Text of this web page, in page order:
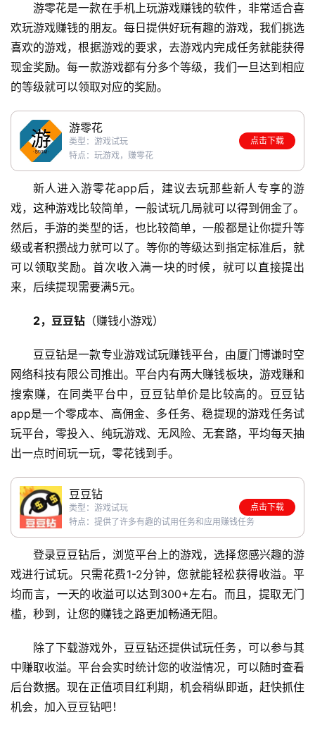
游零花是一款在手机上玩游戏赚钱的软件，非常适合喜
欢玩游戏赚钱的朋友。每日提供好玩有趣的游戏，我们挑选
喜欢的游戏，根据游戏的要求，去游戏内完成任务就能获得
现金奖励。每一款游戏都有分多个等级，我们一旦达到相应
的等级就可以领取对应的奖励。
游零花
类型：游戏试玩
特点：玩游戏，赚零花
点击下载
新人进入游零花app后，建议去玩那些新人专享的游
戏，这种游戏比较简单，一般试玩几局就可以得到佣金了。
然后，手游的类型的话，也比较简单，一般都是让你提升等
级或者积攒战力就可以了。等你的等级达到指定标准后，就
可以领取奖励。首次收入满一块的时候，就可以直接提出
来，后续提现需要满5元。
2，豆豆钻 （赚钱小游戏）
豆豆钻是一款专业游戏试玩赚钱平台，由厦门博谦时空
网络科技有限公司推出。平台内有两大赚钱板块，游戏赚和
搜索赚，在同类平台中，豆豆钻单价是比较高的。豆豆钻
app是一个零成本、高佣金、多任务、稳提现的游戏任务试
玩平台，零投入、纯玩游戏、无风险、无套路，平均每天抽
出一点时间玩一玩，零花钱到手。
豆豆钻
类型：游戏试玩
特点：提供了许多有趣的试用任务和应用赚钱任务
点击下载
登录豆豆钻后，浏览平台上的游戏，选择您感兴趣的游
戏进行试玩。只需花费1-2分钟，您就能轻松获得收溢。平
均而言，一天的收溢可以达到300+左右。而且，提取无门
槛，秒到，让您的赚钱之路更加畅通无阻。
除了下载游戏外，豆豆钻还提供试玩任务，可以参与其
中赚取收溢。平台会实时统计您的收溢情况，可以随时查看
后台数据。现在正值项目红利期，机会稍纵即逝，赶快抓住
机会，加入豆豆钻吧！